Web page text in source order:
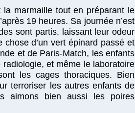
marmaille tout en préparant le
19 heures. Sa journée n’est
sont partis, laissant leur odeur
d’un vert épinard passé et
et de Paris-Match, les enfants
radiologie, et même le laboratoire
les cages thoraciques. Bien
terroriser les autres enfants de
aimons bien aussi les poires